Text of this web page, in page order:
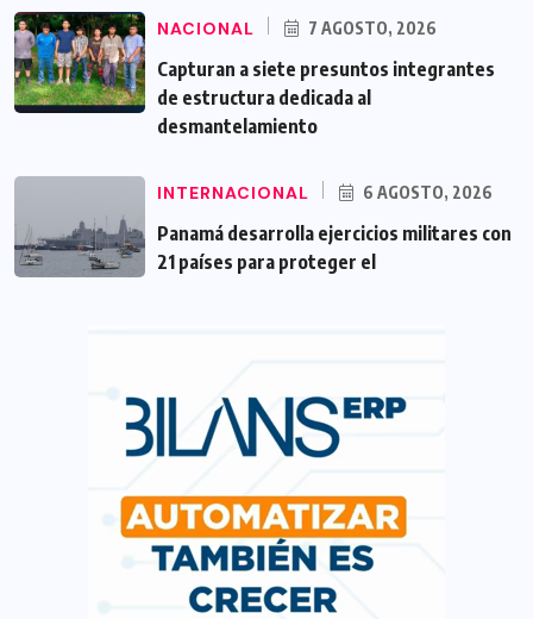
NACIONAL 7 AGOSTO, 2026
Capturan a siete presuntos integrantes
de estructura dedicada al
desmantelamiento
INTERNACIONAL 6 AGOSTO, 2026
Panamá desarrolla ejercicios militares con
21 países para proteger el